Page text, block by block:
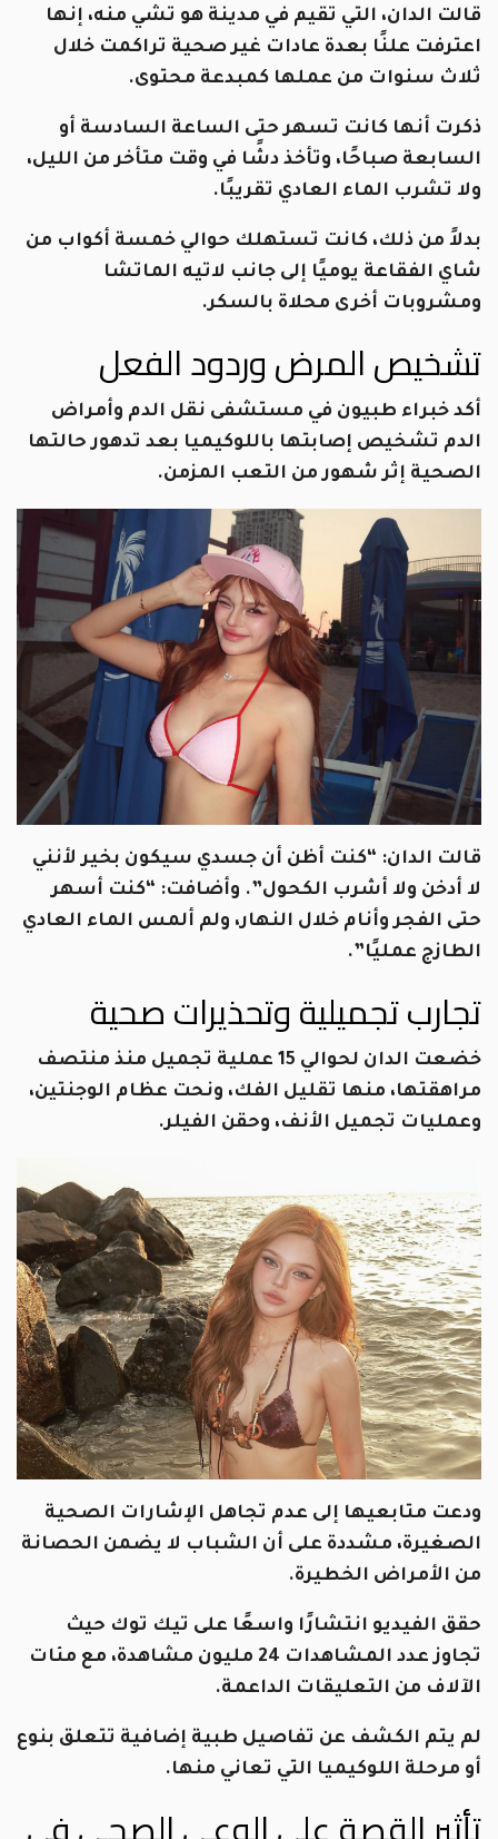
قالت الدان، التي تقيم في مدينة هو تشي منه، إنها
اعترفت علنًا بعدة عادات غير صحية تراكمت خلال
ثلاث سنوات من عملها كمبدعة محتوى.
ذكرت أنها كانت تسهر حتى الساعة السادسة أو
السابعة صباحًا، وتأخذ دشًا في وقت متأخر من الليل،
ولا تشرب الماء العادي تقريبًا.
بدلاً من ذلك، كانت تستهلك حوالي خمسة أكواب من
شاي الفقاعة يوميًا إلى جانب لاتيه الماتشا
ومشروبات أخرى محلاة بالسكر.
تشخيص المرض وردود الفعل
أكد خبراء طبيون في مستشفى نقل الدم وأمراض
الدم تشخيص إصابتها باللوكيميا بعد تدهور حالتها
الصحية إثر شهور من التعب المزمن.
قالت الدان: “كنت أظن أن جسدي سيكون بخير لأنني
لا أدخن ولا أشرب الكحول”. وأضافت: “كنت أسهر
حتى الفجر وأنام خلال النهار، ولم ألمس الماء العادي
الطازج عمليًا”.
تجارب تجميلية وتحذيرات صحية
خضعت الدان لحوالي 15 عملية تجميل منذ منتصف
مراهقتها، منها تقليل الفك، ونحت عظام الوجنتين،
وعمليات تجميل الأنف، وحقن الفيلر.
ودعت متابعيها إلى عدم تجاهل الإشارات الصحية
الصغيرة، مشددة على أن الشباب لا يضمن الحصانة
من الأمراض الخطيرة.
حقق الفيديو انتشارًا واسعًا على تيك توك حيث
تجاوز عدد المشاهدات 24 مليون مشاهدة، مع مئات
الآلاف من التعليقات الداعمة.
لم يتم الكشف عن تفاصيل طبية إضافية تتعلق بنوع
أو مرحلة اللوكيميا التي تعاني منها.